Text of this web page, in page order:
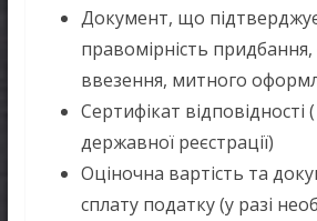
Документ, що
правомірність
ввезення, митного
Сертифікат відповідності
державної реєстрації)
Оціночна вартість та
сплату податку (у разі